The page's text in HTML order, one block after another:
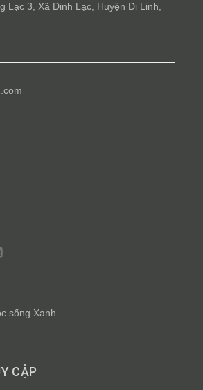
Lạc 3, Xã Đinh Lạc, Huyện Di Linh,
sống Xanh
CẬP